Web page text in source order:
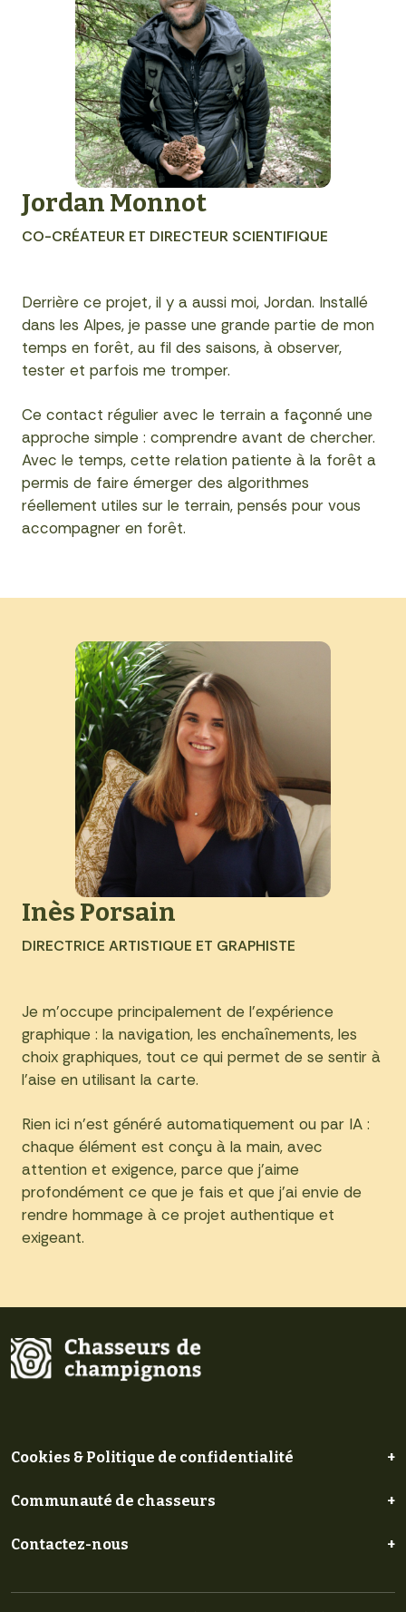
Jordan Monnot
CO-CRÉATEUR ET DIRECTEUR SCIENTIFIQUE
Derrière ce projet, il y a aussi moi, Jordan. Installé
dans les Alpes, je passe une grande partie de mon
temps en forêt, au fil des saisons, à observer,
tester et parfois me tromper.
Ce contact régulier avec le terrain a façonné une
approche simple : comprendre avant de chercher.
Avec le temps, cette relation patiente à la forêt a
permis de faire émerger des algorithmes
réellement utiles sur le terrain, pensés pour vous
accompagner en forêt.
Inès Porsain
DIRECTRICE ARTISTIQUE ET GRAPHISTE
Je m’occupe principalement de l’expérience
graphique : la navigation, les enchaînements, les
choix graphiques, tout ce qui permet de se sentir à
l’aise en utilisant la carte.
Rien ici n’est généré automatiquement ou par IA :
chaque élément est conçu à la main, avec
attention et exigence, parce que j’aime
profondément ce que je fais et que j’ai envie de
rendre hommage à ce projet authentique et
exigeant.
Cookies & Politique de confidentialité +
Communauté de chasseurs +
Contactez-nous +